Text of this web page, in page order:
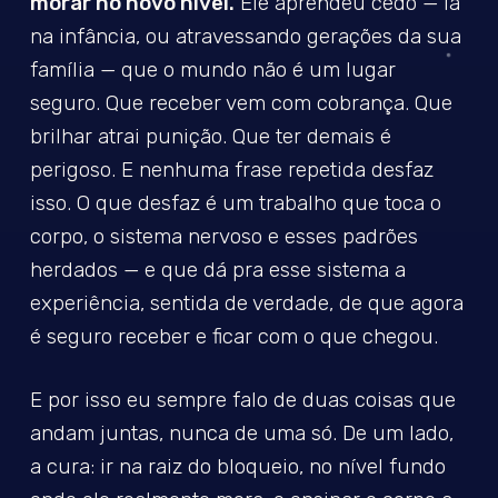
na infância, ou atravessando gerações da sua
família — que o mundo não é um lugar
seguro. Que receber vem com cobrança. Que
brilhar atrai punição. Que ter demais é
perigoso. E nenhuma frase repetida desfaz
isso. O que desfaz é um trabalho que toca o
corpo, o sistema nervoso e esses padrões
herdados — e que dá pra esse sistema a
experiência, sentida de verdade, de que agora
é seguro receber e ficar com o que chegou.
E por isso eu sempre falo de duas coisas que
andam juntas, nunca de uma só. De um lado,
a cura: ir na raiz do bloqueio, no nível fundo